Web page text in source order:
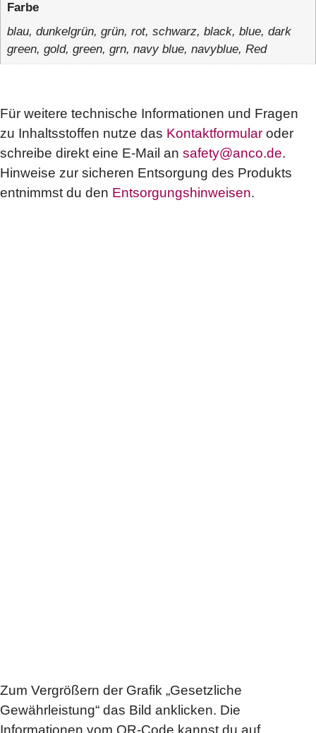
Farbe
blau, dunkelgrün, grün, rot, schwarz, black, blue, dark
green, gold, green, grn, navy blue, navyblue, Red
Für weitere technische Informationen und Fragen
zu Inhaltsstoffen nutze das Kontaktformular oder
schreibe direkt eine E-Mail an safety@anco.de.
Hinweise zur sicheren Entsorgung des Produkts
entnimmst du den Entsorgungshinweisen.
Zum Vergrößern der Grafik „Gesetzliche
Gewährleistung“ das Bild anklicken. Die
Informationen vom QR-Code kannst du auf